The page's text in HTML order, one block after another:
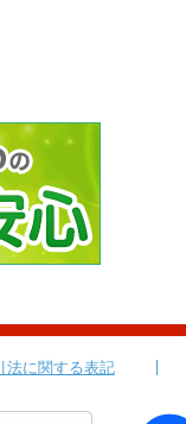
法に関する表記